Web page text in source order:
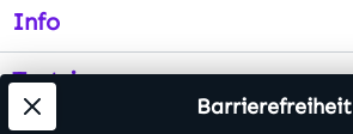
Info
Testsieger
Barrierefreiheit